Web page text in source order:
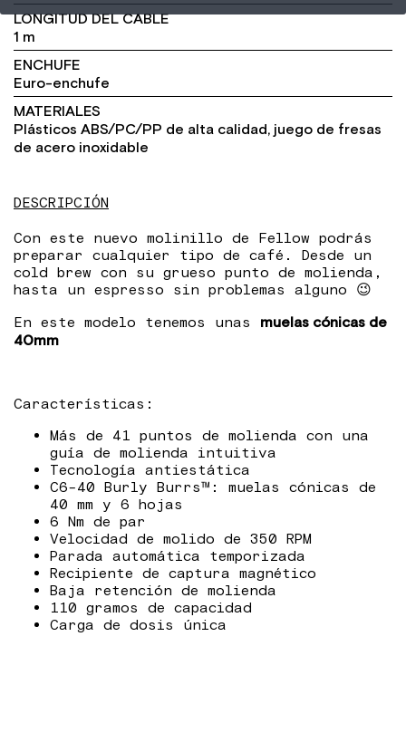
LONGITUD DEL CABLE
1 m
ENCHUFE
Euro-enchufe
MATERIALES
Plásticos ABS/PC/PP de alta calidad, juego de fresas
de acero inoxidable
DESCRIPCIÓN
Con este nuevo molinillo de Fellow podrás
preparar cualquier tipo de café. Desde un
cold brew con su grueso punto de molienda,
hasta un espresso sin problemas alguno 😉
En este modelo tenemos unas
muelas cónicas de
40mm
Características:
Más de 41 puntos de molienda con una
guía de molienda intuitiva
Tecnología antiestática
C6-40 Burly Burrs™: muelas cónicas de
40 mm y 6 hojas
6 Nm de par
Velocidad de molido de 350 RPM
Parada automática temporizada
Recipiente de captura magnético
Baja retención de molienda
110 gramos de capacidad
Carga de dosis única